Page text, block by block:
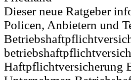
Dieser neue Ratgeber
Policen, Anbietern und
Haftpflichtversicherung